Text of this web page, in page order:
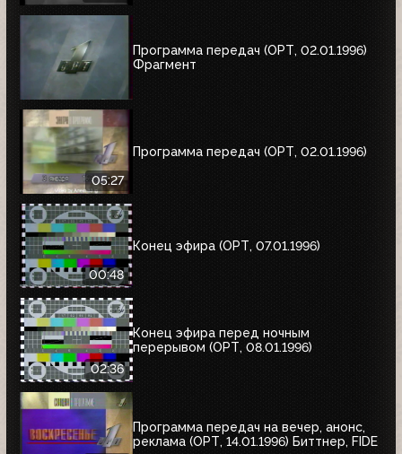
Программа передач (ОРТ, 02.01.1996)
Фрагмент
05:27
Программа передач (ОРТ, 02.01.1996)
00:48
Конец эфира (ОРТ, 07.01.1996)
02:36
Конец эфира перед ночным
перерывом (ОРТ, 08.01.1996)
Программа передач на вечер, анонс,
реклама (ОРТ, 14.01.1996) Биттнер, FIDE